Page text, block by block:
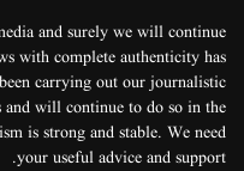
and surely we will continue
with complete authenticity has
carrying out our journalistic
and will continue to do so in the
is strong and stable. We need
your useful advice and support.